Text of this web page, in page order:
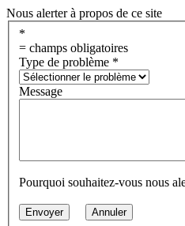
Nous alerter à propos de ce site
*
= champs obligatoires
Type de problème *
Message
Pourquoi souhaitez-vous nous